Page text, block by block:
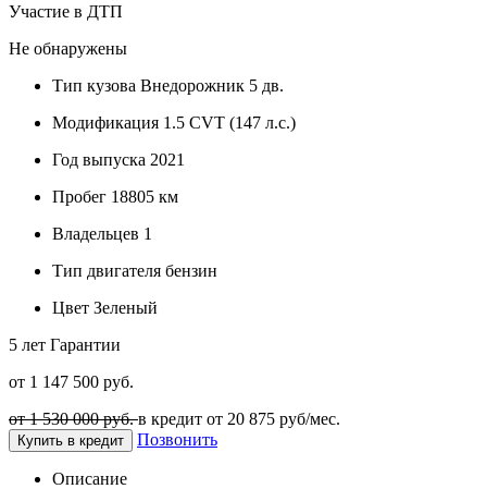
Участие в ДТП
Не обнаружены
Тип кузова Внедорожник 5 дв.
Модификация 1.5 CVT (147 л.с.)
Год выпуска 2021
Пробег 18805 км
Владельцев 1
Тип двигателя бензин
Цвет Зеленый
5 лет Гарантии
от 1 147 500 руб.
от 1 530 000 руб.в кредит от 20 875 руб/мес.
Купить в кредит Позвонить
Описание